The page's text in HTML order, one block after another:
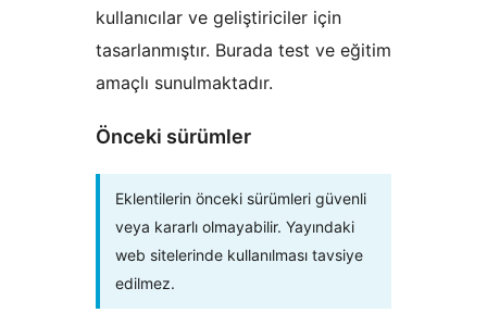
kullanıcılar ve geliştiriciler için
tasarlanmıştır. Burada test ve eğitim
amaçlı sunulmaktadır.
Önceki sürümler
Eklentilerin önceki sürümleri güvenli
veya kararlı olmayabilir. Yayındaki
web sitelerinde kullanılması tavsiye
edilmez.